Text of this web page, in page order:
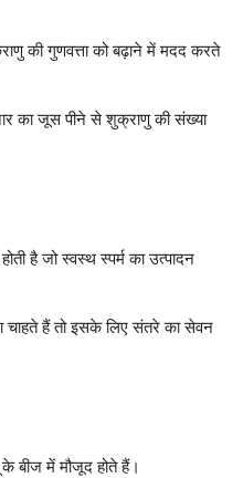
की गुणवत्ता को बढ़ाने में मदद करते
का जूस पीने से शुक्राणु की संख्या
है जो स्वस्थ स्पर्म का उत्पादन
चाहते हैं तो इसके लिए संतरे का सेवन
बीज में मौजूद होते हैं।